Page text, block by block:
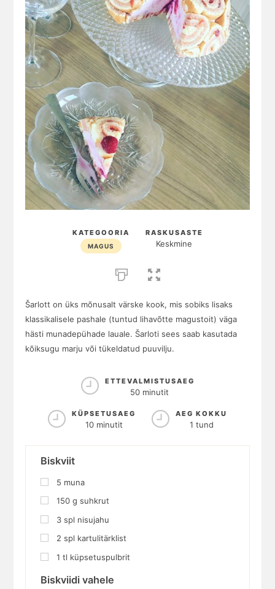
KATEGOORIA
MAGUS
RASKUSASTE
Keskmine
Šarlott on üks mõnusalt värske kook, mis sobiks lisaks
klassikalisele pashale (tuntud lihavõtte magustoit) väga
hästi munadepühade lauale. Šarloti sees saab kasutada
kõiksugu marju või tükeldatud puuvilju.
ETTEVALMISTUSAEG
50 minutit
KÜPSETUSAEG
10 minutit
AEG KOKKU
1 tund
Biskviit
5 muna
150 g suhkrut
3 spl nisujahu
2 spl kartulitärklist
1 tl küpsetuspulbrit
Biskviidi vahele